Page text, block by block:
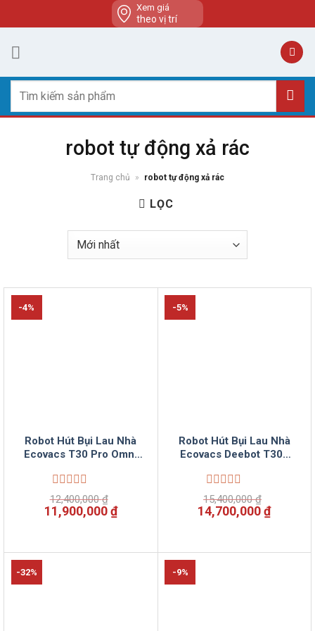
to
content
Xem giá
theo vị trí
kiếm:
robot tự động xả rác
Trang chủ » robot tự động xả rác
LỌC
-4%
Robot Hút Bụi Lau Nhà
Ecovacs T30 Pro Omni
Được
xếp
hạng
sao
12,400,000₫
Giá
gốc
12,400,000 ₫.
11,900,000₫Giá
hiện
là:
11,900,000 ₫.
-5%
Robot Hút Bụi Lau Nhà
Ecovacs Deebot T30s
Được
xếp
hạng
sao
15,400,000₫
Giá
gốc
15,400,000 ₫.
14,700,000₫Giá
là:
-32% -9%